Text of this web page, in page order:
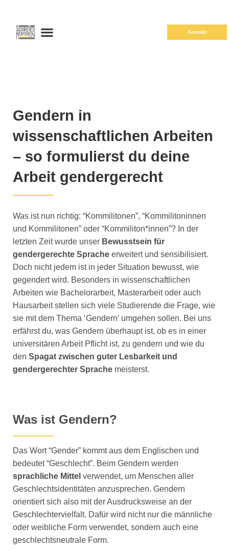
Kontakt
Gendern in
wissenschaftlichen Arbeiten
– so formulierst du deine
Arbeit gendergerecht
Was ist nun richtig: “Kommilitonen”, “Kommilitoninnen
und Kommilitonen” oder “Kommiliton*innen”? In der
letzten Zeit wurde unser Bewusstsein für
gendergerechte Sprache erweitert und sensibilisiert.
Doch nicht jedem ist in jeder Situation bewusst, wie
gegendert wird. Besonders in wissenschaftlichen
Arbeiten wie Bachelorarbeit, Masterarbeit oder auch
Hausarbeit stellen sich viele Studierende die Frage, wie
sie mit dem Thema ‘Gendern’ umgehen sollen. Bei uns
erfährst du, was Gendern überhaupt ist, ob es in einer
universitären Arbeit Pflicht ist, zu gendern und wie du
den Spagat zwischen guter Lesbarkeit und
gendergerechter Sprache meisterst.
Was ist Gendern?
Das Wort “Gender” kommt aus dem Englischen und
bedeutet “Geschlecht”. Beim Gendern werden
sprachliche Mittel verwendet, um Menschen aller
Geschlechtsidentitäten anzusprechen. Gendern
orientiert sich also mit der Ausdrucksweise an der
Geschlechtervielfalt. Dafür wird nicht nur die männliche
oder weibliche Form verwendet, sondern auch eine
geschlechtsneutrale Form.